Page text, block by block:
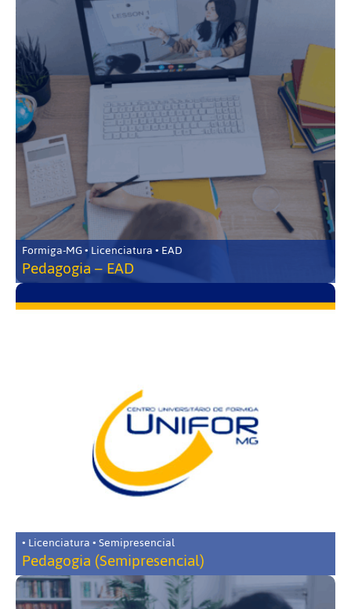
Formiga-MG • Licenciatura • EAD
Pedagogia – EAD
• Licenciatura • Semipresencial
Pedagogia (Semipresencial)